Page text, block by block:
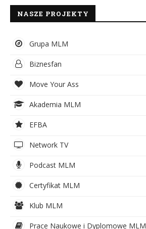
NASZE PROJEKTY
Grupa MLM
Biznesfan
Move Your Ass
Akademia MLM
EFBA
Network TV
Podcast MLM
Certyfikat MLM
Klub MLM
Prace Naukowe i Dyplomowe MLM